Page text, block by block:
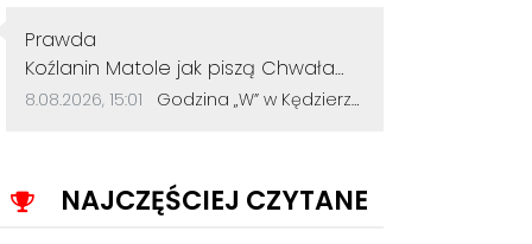
Autor komentarza:
Prawda
Treść komentarza:
Koźlanin Matole jak piszą Chwała
Bohaterom to naszym, którzy zginęli
Data dodania komentarza:
8.08.2026, 15:01 Źródło komentarza:
Godzina „W” w Kędzierzynie-Koźlu. Mieszkańcy uczcili pamięć powstańców warszawskich
NAJCZĘŚCIEJ CZYTANE